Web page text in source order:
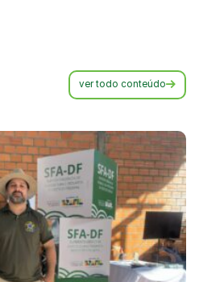
ver todo conteúdo